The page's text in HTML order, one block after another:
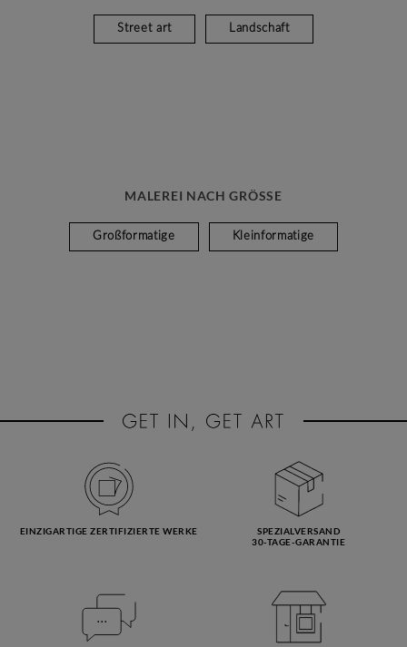
Street art Landschaft
MALEREI NACH GRÖSSE
Großformatige Kleinformatige
EINZIGARTIGE ZERTIFIZIERTE WERKE
SPEZIALVERSAND
30-TAGE-GARANTIE